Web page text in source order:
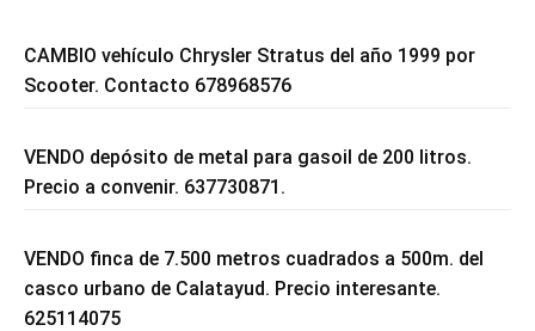
CAMBIO vehículo Chrysler Stratus del año 1999 por
Scooter. Contacto 678968576
VENDO depósito de metal para gasoil de 200 litros.
Precio a convenir. 637730871.
VENDO finca de 7.500 metros cuadrados a 500m. del
casco urbano de Calatayud. Precio interesante.
625114075